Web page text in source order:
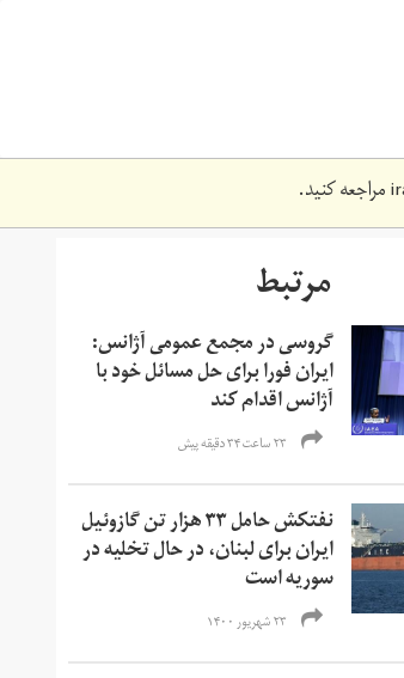
مراجعه کنید.
مرتبط
گروسی در مجمع عمومی آژانس:
ایران فورا برای حل مسائل خود با
آژانس اقدام کند
۲۳ ساعت ۳۴ دقیقه پیش
نفتکش حامل ۳۳ هزار تن گازوئیل
ایران برای لبنان، در حال تخلیه در
سوریه است
۲۳ شهریور ۱۴۰۰